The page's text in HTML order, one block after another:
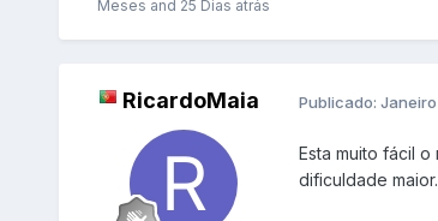
Meses and 25 Dias atrás
RicardoMaia Publicado: Janeiro
Esta muito fácil
dificuldade